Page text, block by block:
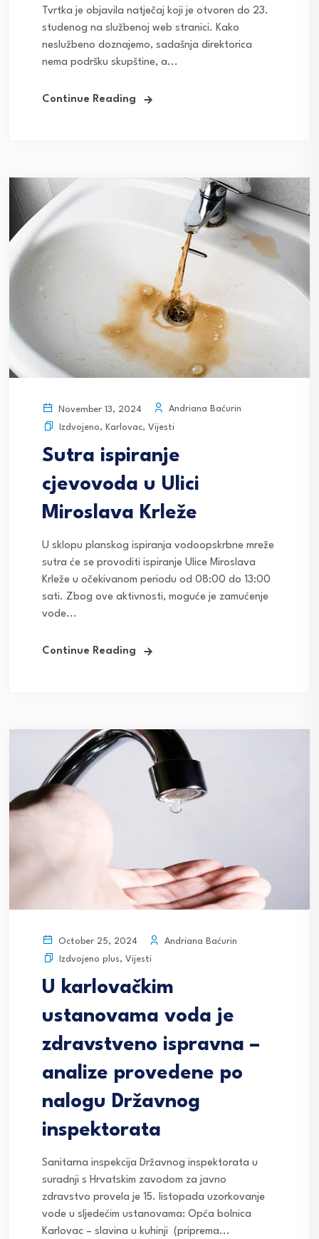
Tvrtka je objavila natječaj koji je otvoren do 23.
studenog na službenoj web stranici. Kako
neslužbeno doznajemo, sadašnja direktorica
nema podršku skupštine, a...
Continue Reading
November 13, 2024
Andriana Baćurin
Izdvojeno, Karlovac, Vijesti
Sutra ispiranje
cjevovoda u Ulici
Miroslava Krleže
U sklopu planskog ispiranja vodoopskrbne mreže
sutra će se provoditi ispiranje Ulice Miroslava
Krleže u očekivanom periodu od 08:00 do 13:00
sati. Zbog ove aktivnosti, moguće je zamućenje
vode...
Continue Reading
October 25, 2024
Andriana Baćurin
Izdvojeno plus, Vijesti
U karlovačkim
ustanovama voda je
zdravstveno ispravna –
analize provedene po
nalogu Državnog
inspektorata
Sanitarna inspekcija Državnog inspektorata u
suradnji s Hrvatskim zavodom za javno
zdravstvo provela je 15. listopada uzorkovanje
vode u sljedećim ustanovama: Opća bolnica
Karlovac – slavina u kuhinji (priprema...